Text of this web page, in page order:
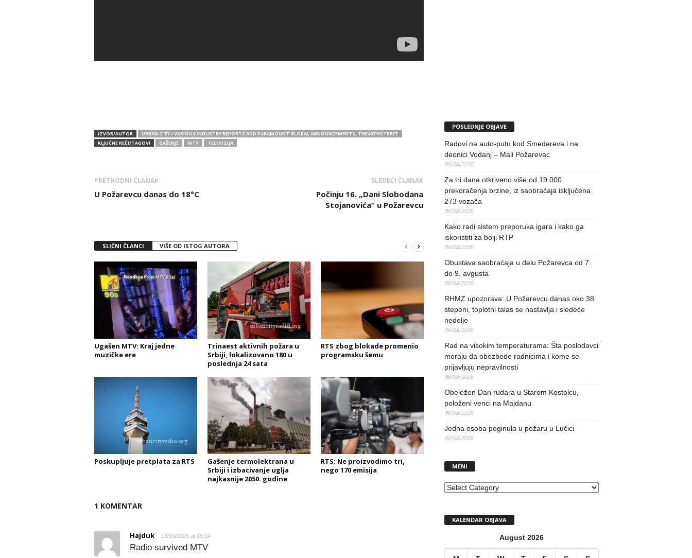
IZVOR/AUTOR
URBAN CITY / VARIOUS INDUSTRY REPORTS AND PARAMOUNT GLOBAL ANNOUNCEMENTS, THE49THSTREET
KLJUČNE REČI/TAGOVI
GAŠENJE MTV TELEVIZIJA
PRETHODNI ČLANAK
U Požarevcu danas do 18°C
SLEDEĆI ČLANAK
Počinju 16. „Dani Slobodana
Stojanovića“ u Požarevcu
SLIČNI ČLANCI VIŠE OD ISTOG AUTORA
Ugašen MTV: Kraj jedne
muzičke ere
Trinaest aktivnih požara u
Srbiji, lokalizovano 180 u
poslednja 24 sata
RTS zbog blokade promenio
programsku šemu
Poskupljuje pretplata za RTS
Gašenje termolektrana u
Srbiji i izbacivanje uglja
najkasnije 2050. godine
RTS: Ne proizvodimo tri,
nego 170 emisija
1 KOMENTAR
Hajduk 13/10/2025 at 15:14
Radio survived MTV
POSLEDNJE OBJAVE
Radovi na auto-putu kod Smedereva i na
deonici Vodanj – Mali Požarevac
06/08/2026
Za tri dana otkriveno više od 19.000
prekoračenja brzine, iz saobraćaja isključena
273 vozača
06/08/2026
Kako radi sistem preporuka igara i kako ga
iskoristiti za bolji RTP
06/08/2026
Obustava saobraćaja u delu Požarevca od 7.
do 9. avgusta
06/08/2026
RHMZ upozorava: U Požarevcu danas oko 38
stepeni, toplotni talas se nastavlja i sledeće
nedelje
06/08/2026
Rad na visokim temperaturama: Šta poslodavci
moraju da obezbede radnicima i kome se
prijavljuju nepravilnosti
06/08/2026
Obeležen Dan rudara u Starom Kostolcu,
položeni venci na Majdanu
06/08/2026
Jedna osoba poginula u požaru u Lučici
06/08/2026
MENI
MENI
KALENDAR OBJAVA
August 2026